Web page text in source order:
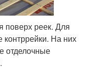
поверх реек. Для
контррейки. На них
отделочные